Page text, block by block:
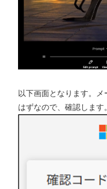
以下画面となります。
はずなので、確認します。